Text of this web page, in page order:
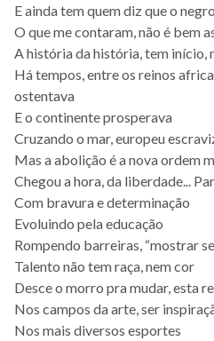
E ainda tem quem diz que o
O que me contaram, não é bem
A história da história, tem início,
Há tempos, entre os reinos
ostentava
E o continente prosperava
Cruzando o mar, europeu
Mas a abolição é a nova ordem
Chegou a hora, da liberdade...
Com bravura e determinação
Evoluindo pela educação
Rompendo barreiras, “mostrar
Talento não tem raça, nem cor
Desce o morro pra mudar, esta
Nos campos da arte, ser
Nos mais diversos esportes